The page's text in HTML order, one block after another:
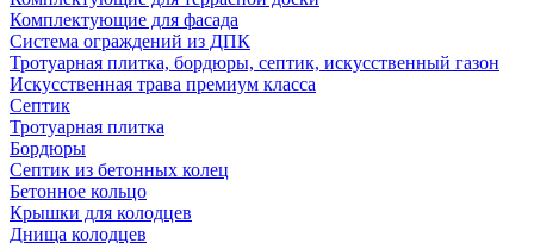
Комплектующие для фасада
Система ограждений из ДПК
Тротуарная плитка, бордюры, септик, искусственный газон
Искусственная трава премиум класса
Септик
Тротуарная плитка
Бордюры
Септик из бетонных колец
Бетонное кольцо
Крышки для колодцев
Днища колодцев